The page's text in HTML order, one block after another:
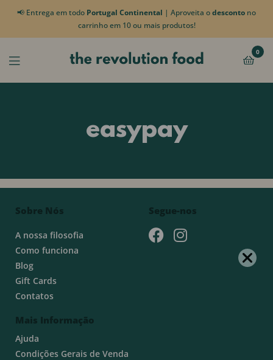
📢 Entrega em todo Portugal Continental | Aproveita odesconto no
carrinho em 10 ou mais produtos!
0
easypay
Sobre Nós
A nossa filosofia
Como funciona
Blog
Gift Cards
Contatos
Mais Informação
Ajuda
Condições Gerais de Venda
Segue-nos